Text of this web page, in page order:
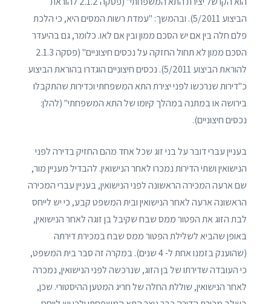
הביצוע 5/2011). ובהמשך: "עמדת רשות המסים היא, כי הלכת
פלם חלה בין אם יש הסכם ממון ובין אם לאו. כלומר, גם בהיעדר
הסכם ממון לא תחול החזקה על נכסים חיצוניים" (פסקה 2.1.3
להוראת הביצוע 5/2011). נכסים חיצוניים הוגדרו בהוראת הביצוע
כ"דירות שנרכשו לפני יצירת התא המשפחתי וכדירות שהתקבלו
בירושה או במתנה במהלך קיומו של התא המשפחתי" (להלן:
נכסים חיצוניים).
בעניין עברי דובר על בני זוג שכל אחד מהם החזיק בדירה לפני
הנישואין ושתי הדירות נמכרו לאחר הנישואין. להבדיל מעניין מור,
שם ארעה המכירה הראשונה לפני הנישואין, בעניין עברי המכירה
הראשונה ארעה לאחר הנישואין ובית המשפט קבע, כי יש לייחס
לבת הזוג את הפטור ממס שבח שקיבל בן זוגה לאחר הנישואין,
באופן שהביא לשלילת הפטור ממס שבח במכירת דירתה
(שהוענק בזמנו אחת ל- 4 שנים). במקרה זה סבר בית המשפט,
כי העובדה שדירתו של בן הזוג, שנרכשה לפני הנישואין, נמכרה
לאחר הנישואין, שוללת החלה של חריג המטען ההיסטורי. שכן,